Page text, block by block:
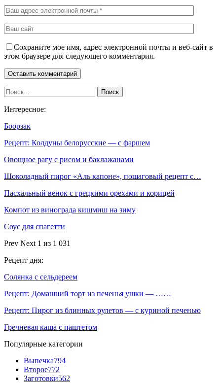
Сохраните мое имя, адрес электронной почты и веб-сайт в
этом браузере для следующего комментария.
Интересное:
Боорзак
Рецепт: Колдуны белорусские — с фаршем
Овощное рагу с рисом и баклажанами
Шоколадный пирог «Аль капоне», пошаговый рецепт с…
Пасхальный венок с грецкими орехами и корицей
Компот из винограда кишмиш на зиму
Соус для спагетти
Prev Next 1 из 1 031
Рецепт дня:
Солянка с сельдереем
Рецепт: Домашний торт из печенья ушки — ……
Рецепт: Пирог из блинных рулетов — с куриной печенью
Гречневая каша с паштетом
Популярные категории
Выпечка794
Второе772
Заготовки562